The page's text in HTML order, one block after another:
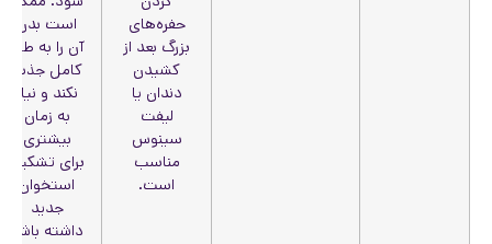
حفره‌های
بزرگ بعد از
کشیدن
دندان یا
لیفت
سینوس
مناسب
است.
است بدن
آن را به طور
کامل جذب
نکند و نیاز
به زمان
بیشتری
برای تشکیل
استخوان
جدید
داشته باشد